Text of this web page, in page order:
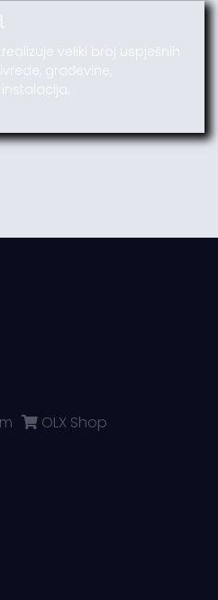
veliki broj uspješnih
građevine,
OLX Shop